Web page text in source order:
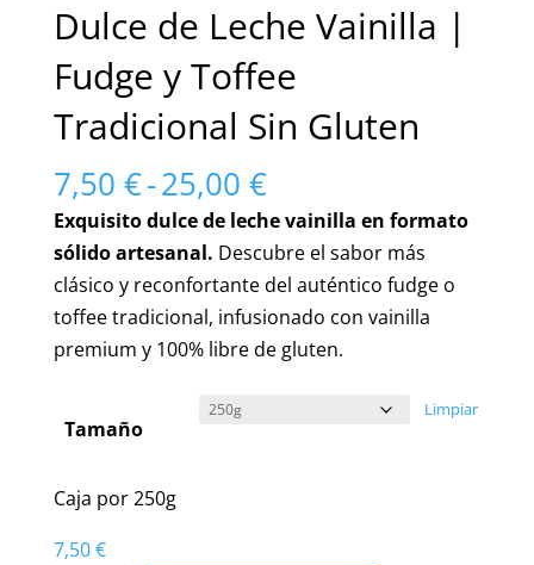
Dulce de Leche Vainilla |
Fudge y Toffee
Tradicional Sin Gluten
7,50 €-25,00 €Rango
de
precios:
desde
7,50 €
hasta
25,00 €
Exquisito dulce de leche vainilla en formato
sólido artesanal. Descubre el sabor más
clásico y reconfortante del auténtico fudge o
toffee tradicional, infusionado con vainilla
premium y 100% libre de gluten.
Tamaño
Limpiar
Caja por 250g
7,50€